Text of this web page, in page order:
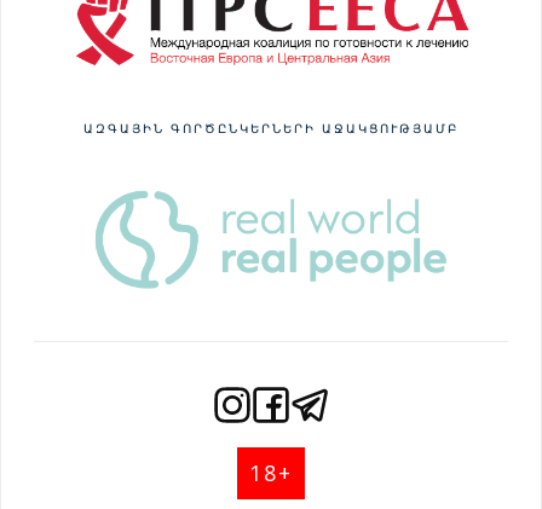
ԱԶԳԱՅԻՆ ԳՈՐԾԸՆԿԵՐՆԵՐԻ ԱՋԱԿՑՈՒԹՅԱՄԲ
18+